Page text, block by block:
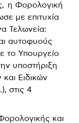
η Φορολογική
με επιτυχία
Τελωνεία:
αυτοφυούς
το Υπουργείο
υποστήριξη
Ειδικών
στις 4
και